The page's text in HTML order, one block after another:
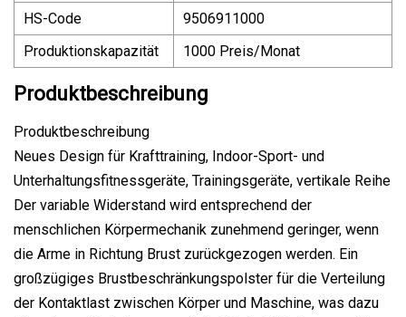
HS-Code
9506911000
Produktionskapazität
1000 Preis/Monat
Produktbeschreibung
Produktbeschreibung
Neues Design für Krafttraining, Indoor-Sport- und
Unterhaltungsfitnessgeräte, Trainingsgeräte, vertikale Reihe
Der variable Widerstand wird entsprechend der
menschlichen Körpermechanik zunehmend geringer, wenn
die Arme in Richtung Brust zurückgezogen werden. Ein
großzügiges Brustbeschränkungspolster für die Verteilung
der Kontaktlast zwischen Körper und Maschine, was dazu